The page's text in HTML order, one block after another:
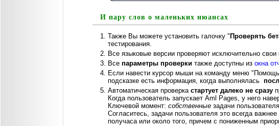
И пару слов о маленьких нюансах
Также Вы можете установить галочку " Проверять
тестирования.
Все языковые версии проверяют исключительно свои
Все параметры проверки также доступны из окна
Если навести курсор мыши на команду меню
подсказке есть информация, когда выполнялась
Автоматическая проверка стартует далеко не сразу
Когда пользователь запускает Aml Pages, у него
Ключевой момент: собственные задачи
Согласитесь, задачи пользователя это всегда
получаса или около того, причем с пониженным